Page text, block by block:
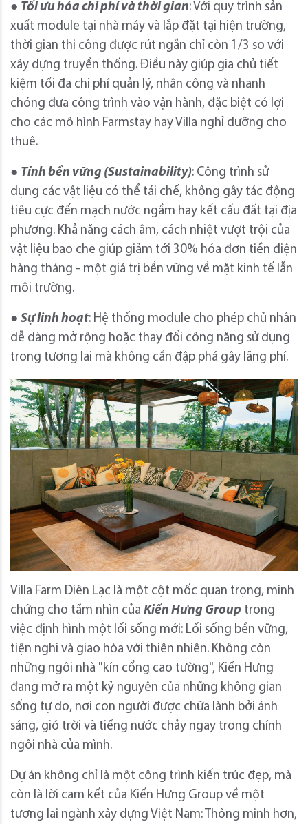
● Tối ưu hóa chi phí và thời gian: Với quy trình sản
xuất module tại nhà máy và lắp đặt tại hiện trường,
thời gian thi công được rút ngắn chỉ còn 1/3 so với
xây dựng truyền thống. Điều này giúp gia chủ tiết
kiệm tối đa chi phí quản lý, nhân công và nhanh
chóng đưa công trình vào vận hành, đặc biệt có lợi
cho các mô hình Farmstay hay Villa nghỉ dưỡng cho
thuê.
● Tính bền vững (Sustainability): Công trình sử
dụng các vật liệu có thể tái chế, không gây tác động
tiêu cực đến mạch nước ngầm hay kết cấu đất tại địa
phương. Khả năng cách âm, cách nhiệt vượt trội của
vật liệu bao che giúp giảm tới 30% hóa đơn tiền điện
hàng tháng - một giá trị bền vững về mặt kinh tế lẫn
môi trường.
● Sự linh hoạt: Hệ thống module cho phép chủ nhân
dễ dàng mở rộng hoặc thay đổi công năng sử dụng
trong tương lai mà không cần đập phá gây lãng phí.
Villa Farm Diên Lạc là một cột mốc quan trọng, minh
chứng cho tầm nhìn của Kiến Hưng Group trong
việc định hình một lối sống mới: Lối sống bền vững,
tiện nghi và giao hòa với thiên nhiên. Không còn
những ngôi nhà "kín cổng cao tường", Kiến Hưng
đang mở ra một kỷ nguyên của những không gian
sống tự do, nơi con người được chữa lành bởi ánh
sáng, gió trời và tiếng nước chảy ngay trong chính
ngôi nhà của mình.
Dự án không chỉ là một công trình kiến trúc đẹp, mà
còn là lời cam kết của Kiến Hưng Group về một
tương lai ngành xây dựng Việt Nam: Thông minh hơn,